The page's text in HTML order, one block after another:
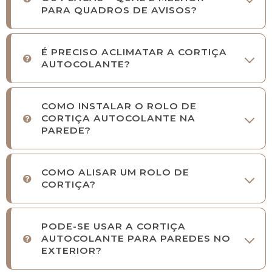
PARA QUADROS DE AVISOS?
É PRECISO ACLIMATAR A CORTIÇA
AUTOCOLANTE?
COMO INSTALAR O ROLO DE
CORTIÇA AUTOCOLANTE NA
PAREDE?
COMO ALISAR UM ROLO DE
CORTIÇA?
PODE-SE USAR A CORTIÇA
AUTOCOLANTE PARA PAREDES NO
EXTERIOR?